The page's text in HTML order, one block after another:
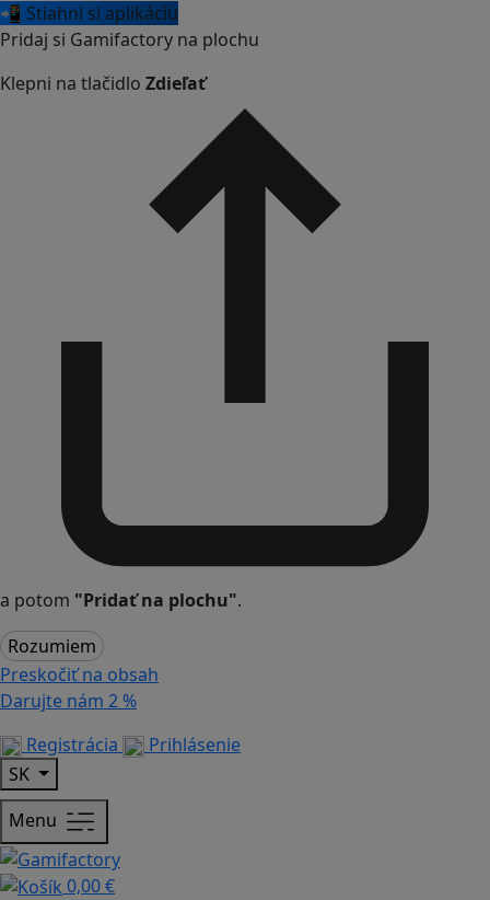
📲 Stiahni si aplikáciu
Pridaj si Gamifactory na plochu
Klepni na tlačidlo Zdieľať
a potom "Pridať na plochu".
Rozumiem
Preskočiť na obsah
Darujte nám 2 %
Registrácia
Prihlásenie
SK
Menu
0,00 €